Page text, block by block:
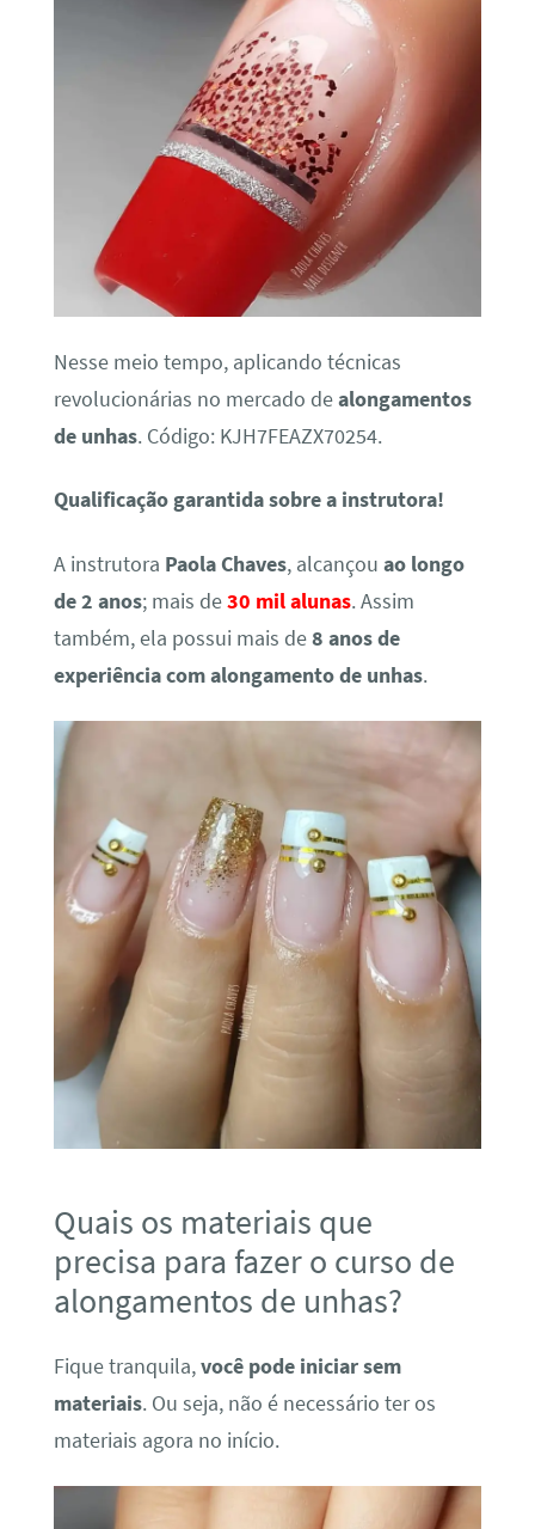
Nesse meio tempo, aplicando técnicas
revolucionárias no mercado dealongamentos
de unhas. Código: KJH7FEAZX70254.
Qualificação garantida sobre a instrutora!
A instrutora Paola Chaves, alcançou ao longo
de 2 anos; mais de30 mil alunas. Assim
também, ela possui mais de8 anos de
experiência com alongamento de unhas.
Quais os materiais que
precisa para fazer o curso de
alongamentos de unhas?
Fique tranquila,você pode iniciar sem
materiais. Ou seja, não é necessário ter os
materiais agora no início.